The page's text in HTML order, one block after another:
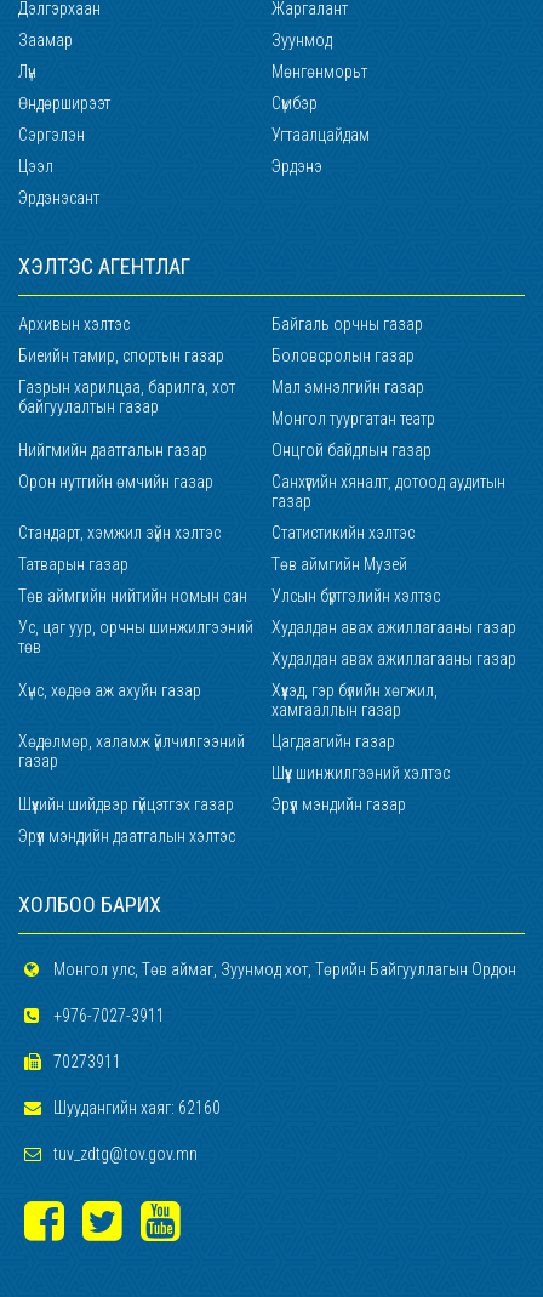
Дэлгэрхаан
Жаргалант
Заамар
Зуунмод
Лүн
Мөнгөнморьт
Өндөрширээт
Сүмбэр
Сэргэлэн
Угтаалцайдам
Цээл
Эрдэнэ
Эрдэнэсант
ХЭЛТЭС АГЕНТЛАГ
Архивын хэлтэс
Байгаль орчны газар
Биеийн тамир, спортын газар
Боловсролын газар
Газрын харилцаа, барилга, хот
байгуулалтын газар
Мал эмнэлгийн газар
Монгол туургатан театр
Нийгмийн даатгалын газар
Онцгой байдлын газар
Орон нутгийн өмчийн газар
Санхүүгийн хяналт, дотоод аудитын
газар
Стандарт, хэмжил зүйн хэлтэс
Статистикийн хэлтэс
Татварын газар
Төв аймгийн Музей
Төв аймгийн нийтийн номын сан
Улсын бүртгэлийн хэлтэс
Ус, цаг уур, орчны шинжилгээний
төв
Худалдан авах ажиллагааны газар
Худалдан авах ажиллагааны газар
Хүнс, хөдөө аж ахуйн газар
Хүүхэд, гэр бүлийн хөгжил,
хамгааллын газар
Хөдөлмөр, халамж үйлчилгээний
газар
Цагдаагийн газар
Шүүх шинжилгээний хэлтэс
Шүүхийн шийдвэр гүйцэтгэх газар
Эрүүл мэндийн газар
Эрүүл мэндийн даатгалын хэлтэс
ХОЛБОО БАРИХ
Монгол улс, Төв аймаг, Зуунмод хот, Төрийн Байгууллагын Ордон
+976-7027-3911
70273911
Шуудангийн хаяг: 62160
tuv_zdtg@tov.gov.mn